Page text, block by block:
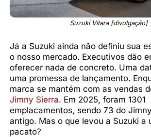
Suzuki Vitara [divulgação]
Já a Suzuki ainda não definiu sua
o nosso mercado. Executivos dão
oferecer nada de concreto. Uma
uma promessa de lançamento.
marca se mantém com as vendas
Jimny Sierra. Em 2025, foram 1301
emplacamentos, sendo 73 do
antigo. Mas o que levou a Suzuki a
pacato?